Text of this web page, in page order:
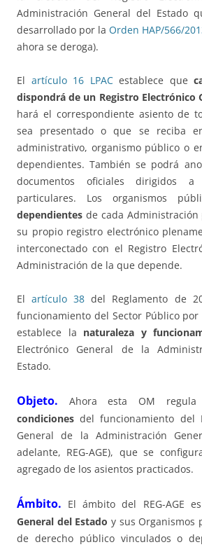
Administración General del Estado
desarrollado por laOrden HAP/566/
ahora se deroga).
El artículo 16 LPACestablece que
dispondrá de un Registro Electrónico
hará el correspondiente asiento de
sea presentado o que se reciba
administrativo, organismo público o
dependientes. También se podrá
documentos oficiales dirigidos
particulares. Los organismos
dependientes de cada
su propio registro electrónico
interconectado con el Registro
Administración de la que depende.
Elartículo 38 del Reglamento de
funcionamiento del Sector Público
establece la naturaleza y
Electrónico General de la
Estado.
Objeto. Ahora esta OM
condiciones del funcionamiento del
General de la Administración
adelante, REG-AGE), que se
agregado de los asientos practicados.
Ámbito. El ámbito del REG-AGE
General del Estado y sus Organismos
de derecho público vinculados o